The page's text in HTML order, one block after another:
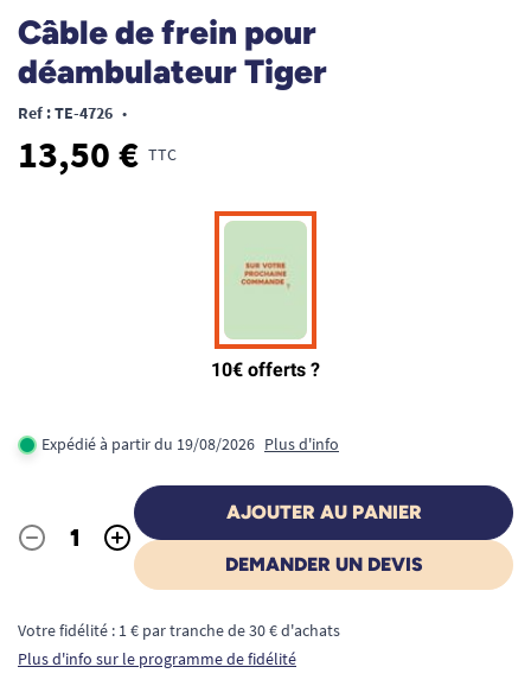
Câble de frein pour
déambulateur Tiger
Ref : TE-4726 •
13,50 € TTC
Expédié à partir du 19/08/2026 Plus d'info
Quantité
- +
AJOUTER AU PANIER
DEMANDER UN DEVIS
Votre fidélité : 1 € par tranche de 30 € d'achats
Plus d'info sur le programme de fidélité